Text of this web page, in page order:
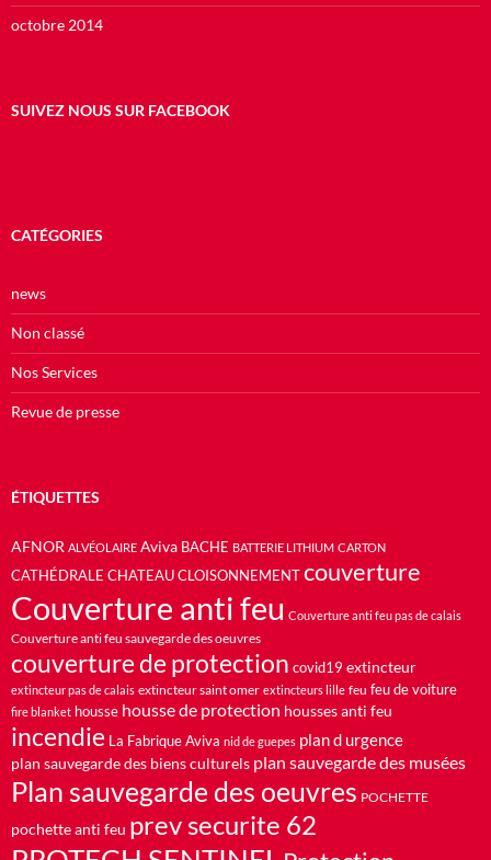
octobre 2014
SUIVEZ NOUS SUR FACEBOOK
CATÉGORIES
news
Non classé
Nos Services
Revue de presse
ÉTIQUETTES
AFNOR ALVÉOLAIRE Aviva BACHE BATTERIE LITHIUM CARTON
CATHÉDRALE CHATEAU CLOISONNEMENT couverture
Couverture anti feu Couverture anti feu pas de calais
Couverture anti feu sauvegarde des oeuvres
couverture de protection covid19 extincteur
extincteur pas de calais extincteur saint omer extincteurs lille feu feu de voiture
fire blanket housse housse de protection housses anti feu
incendie La Fabrique Aviva nid de guepes plan d urgence
plan sauvegarde des biens culturels plan sauvegarde des musées
Plan sauvegarde des oeuvres POCHETTE
pochette anti feu prev securite 62